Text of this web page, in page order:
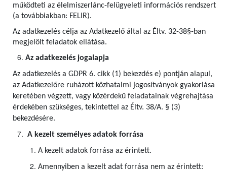
működteti az élelmiszerlánc-felügyeleti információs rendszert
(a továbbiakban: FELIR).
Az adatkezelés célja az Adatkezelő által az Éltv. 32-38§-ban
megjelölt feladatok ellátása.
Az adatkezelés jogalapja
Az adatkezelés a GDPR 6. cikk (1) bekezdés e) pontján alapul,
az Adatkezelőre ruházott közhatalmi jogosítványok gyakorlása
keretében végzett, vagy közérdekű feladatainak végrehajtása
érdekében szükséges, tekintettel az Éltv. 38/A. § (3)
bekezdésére.
A kezelt személyes adatok forrása
A kezelt adatok forrása az érintett.
Amennyiben a kezelt adat forrása nem az érintett: